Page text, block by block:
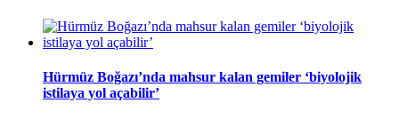
Hürmüz Boğazı’nda mahsur kalan gemiler ‘biyolojik
istilaya yol açabilir’